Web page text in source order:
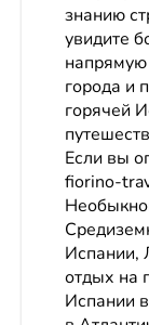
знанию
увидите
города и
горячей
Если вы
fiorino-
Испании,
отдых на
Испании